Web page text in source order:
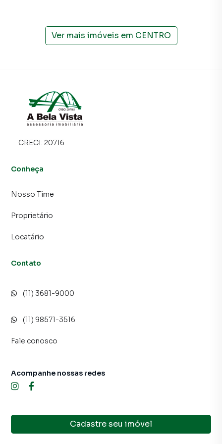
Ver mais imóveis em CENTRO
CRECI: 20716
Conheça
Nosso Time
Proprietário
Locatário
Contato
(11) 3681-9000
(11) 98571-3516
Fale conosco
Cadastre seu imóvel
Acompanhe nossas redes